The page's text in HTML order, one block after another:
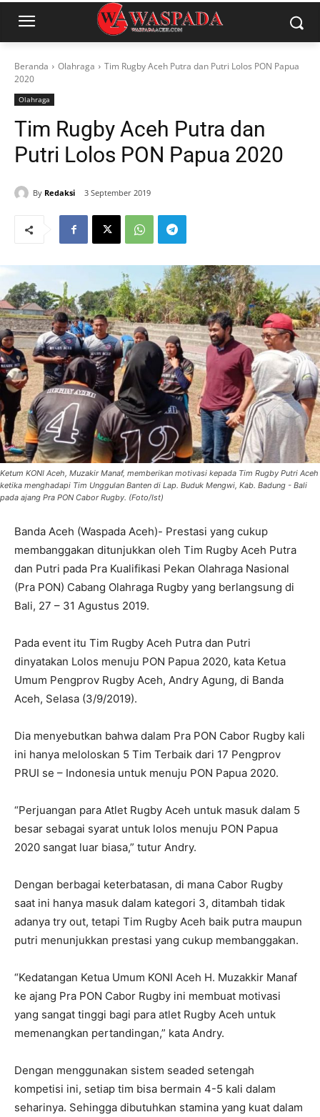
Beranda Olahraga
Tim Rugby Aceh Putra dan Putri Lolos PON Papua
2020
Olahraga
Tim Rugby Aceh Putra dan
Putri Lolos PON Papua 2020
By Redaksi 3 September 2019
Ketum KONI Aceh, Muzakir Manaf, memberikan motivasi kepada Tim Rugby Putri Aceh
ketika menghadapi Tim Unggulan Banten di Lap. Buduk Mengwi, Kab. Badung - Bali
pada ajang Pra PON Cabor Rugby. (Foto/Ist)
Banda Aceh (Waspada Aceh)- Prestasi yang cukup
membanggakan ditunjukkan oleh Tim Rugby Aceh Putra
dan Putri pada Pra Kualifikasi Pekan Olahraga Nasional
(Pra PON) Cabang Olahraga Rugby yang berlangsung di
Bali, 27 – 31 Agustus 2019.
Pada event itu Tim Rugby Aceh Putra dan Putri
dinyatakan Lolos menuju PON Papua 2020, kata Ketua
Umum Pengprov Rugby Aceh, Andry Agung, di Banda
Aceh, Selasa (3/9/2019).
Dia menyebutkan bahwa dalam Pra PON Cabor Rugby kali
ini hanya meloloskan 5 Tim Terbaik dari 17 Pengprov
PRUI se – Indonesia untuk menuju PON Papua 2020.
“Perjuangan para Atlet Rugby Aceh untuk masuk dalam 5
besar sebagai syarat untuk lolos menuju PON Papua
2020 sangat luar biasa,” tutur Andry.
Dengan berbagai keterbatasan, di mana Cabor Rugby
saat ini hanya masuk dalam kategori 3, ditambah tidak
adanya try out, tetapi Tim Rugby Aceh baik putra maupun
putri menunjukkan prestasi yang cukup membanggakan.
“Kedatangan Ketua Umum KONI Aceh H. Muzakkir Manaf
ke ajang Pra PON Cabor Rugby ini membuat motivasi
yang sangat tinggi bagi para atlet Rugby Aceh untuk
memenangkan pertandingan,” kata Andry.
Dengan menggunakan sistem seaded setengah
kompetisi ini, setiap tim bisa bermain 4-5 kali dalam
seharinya. Sehingga dibutuhkan stamina yang kuat dalam